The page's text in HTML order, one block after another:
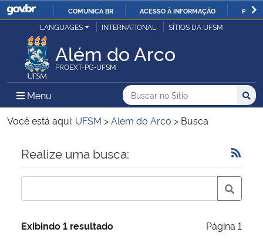
IR
O
COMUNICA BR ACESSO À INFORMAÇÃO
Ministério da Justiça e Segurança Pública
Ministério da Defesa
Ministério das Relações Exteriores
Ministério da Economia
Ministério da Infraestrutura
LANGUAGES INTERNATIONAL SÍTIOS DA UFSM
Além do Arco
PROEXT-PG•UFSM
Menu Menu Principal do Sítio
Busca
Buscar no no Sítio
Busca:
Você está aqui: UFSM >Além do Arco > Busca
Início do conteúdo
Realize uma busca:
Exibindo 1 resultado Página 1